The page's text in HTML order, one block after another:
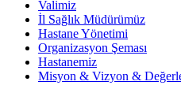
Valimiz
İl Sağlık Müdürümüz
Hastane Yönetimi
Organizasyon Şeması
Hastanemiz
Misyon & Vizyon &